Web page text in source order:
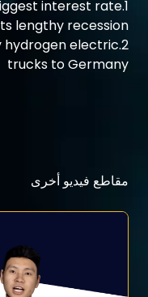
interest rate
lengthy recession
hydrogen electric
trucks to Germany
مقاطع فيديو أخرى